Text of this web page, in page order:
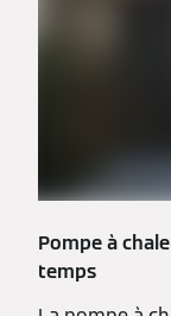
Pompe à
temps